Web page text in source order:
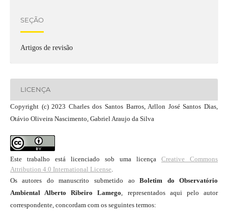
SEÇÃO
Artigos de revisão
LICENÇA
Copyright (c) 2023 Charles dos Santos Barros, Arllon José Santos Dias,
Otávio Oliveira Nascimento, Gabriel Araujo da Silva
Este trabalho está licenciado sob uma licençaCreative Commons
Attribution 4.0 International License
Os autores do manuscrito submetido aoBoletim do Observatório
Ambiental Alberto Ribeiro Lamego , representados aqui pelo autor
correspondente, concordam com os seguintes termos: